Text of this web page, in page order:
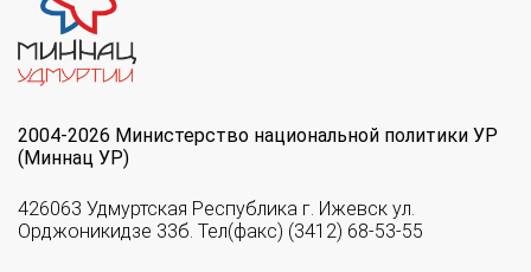
2004-2026 Министерство национальной политики УР
(Миннац УР)
426063 Удмуртская Республика г. Ижевск ул.
Орджоникидзе 33б. Тел(факс) (3412) 68-53-55